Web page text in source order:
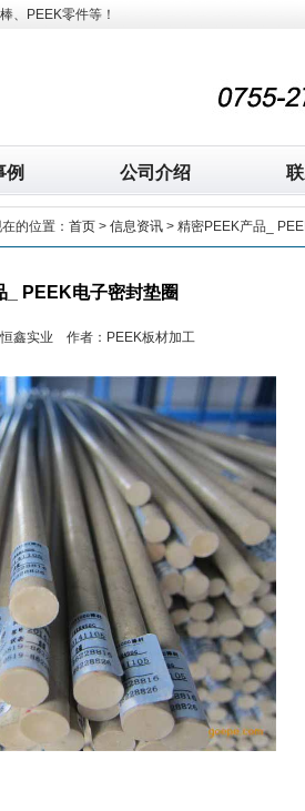
、PEEK零件等！
例 公司介绍
的位置： 首页 > 信息资讯 > 精密PEEK产品_
_ PEEK电子密封垫圈
鑫实业 作者：PEEK板材加工